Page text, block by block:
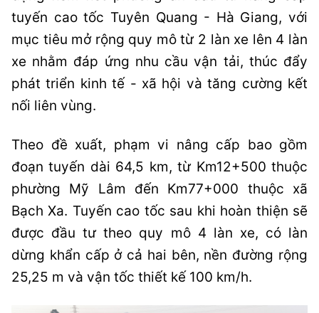
tuyến cao tốc Tuyên Quang - Hà Giang, với
mục tiêu mở rộng quy mô từ 2 làn xe lên 4 làn
xe nhằm đáp ứng nhu cầu vận tải, thúc đẩy
phát triển kinh tế - xã hội và tăng cường kết
nối liên vùng.
Theo đề xuất, phạm vi nâng cấp bao gồm
đoạn tuyến dài 64,5 km, từ Km12+500 thuộc
phường Mỹ Lâm đến Km77+000 thuộc xã
Bạch Xa. Tuyến cao tốc sau khi hoàn thiện sẽ
được đầu tư theo quy mô 4 làn xe, có làn
dừng khẩn cấp ở cả hai bên, nền đường rộng
25,25 m và vận tốc thiết kế 100 km/h.